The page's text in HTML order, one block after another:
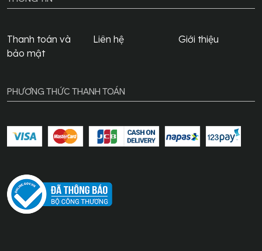
Thanh toán và
bảo mật
Liên hệ Giới thiệu
PHƯƠNG THỨC THANH TOÁN